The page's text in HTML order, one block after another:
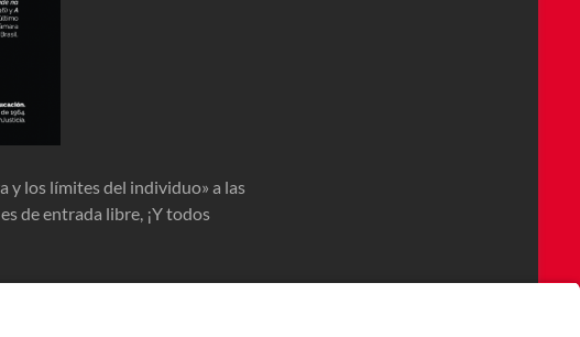
y los límites del individuo» a las
de entrada libre, ¡Y todos